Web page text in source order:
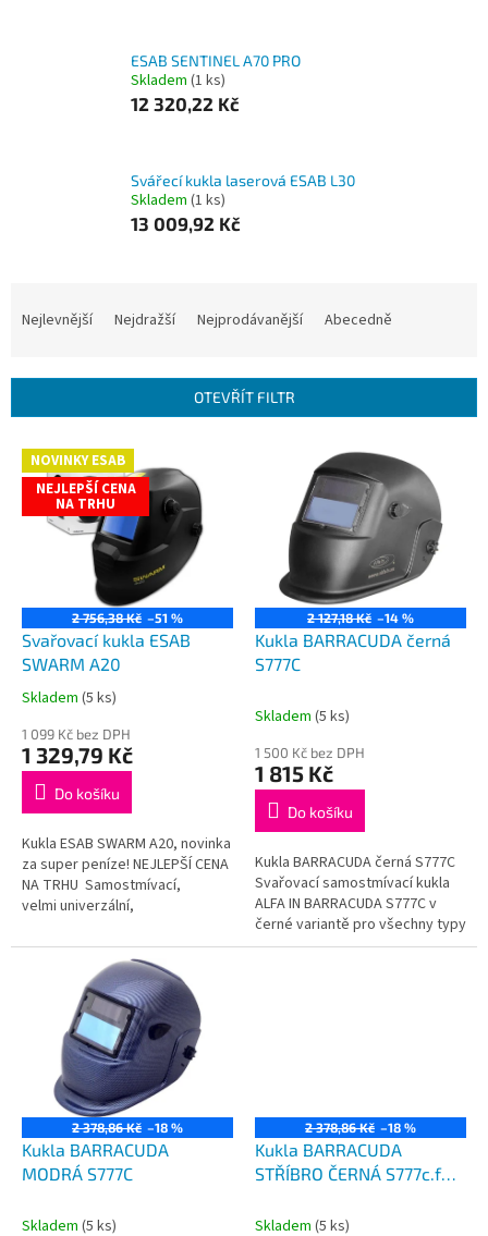
ESAB SENTINEL A70 PRO
Skladem (1 ks)
12 320,22 Kč
Svářecí kukla laserová ESAB L30
Skladem (1 ks)
13 009,92 Kč
í
Nejlevnější Nejdražší Nejprodávanější Abecedně
OTEVŘÍT FILTR
V NOVINKY ESAB
NEJLEPŠÍ CENA
NA TRHU
2 756,38 Kč –51 %
Svařovací kukla ESAB
SWARM A20
Průměrné
produktu
je
5,0
hvězdiček.
Skladem (5 ks)
1 099 Kč bez DPH
1 329,79 Kč
Do košíku
Kukla ESAB SWARM A20, novinka
za super peníze! NEJLEPŠÍ CENA
NA TRHU Samostmívací,
velmi univerzální,
SWARM A20 od...
2 127,18 Kč –14 %
Kukla BARRACUDA černá
S777C
Skladem (5 ks)
1 500 Kč bez DPH
1 815 Kč
Do košíku
Kukla BARRACUDA černá S777C
Svařovací samostmívací kukla
ALFA IN BARRACUDA S777C v
černé variantě pro všechny typy
svařování, broušení i plazmové
2 378,86 Kč –18 %
Kukla BARRACUDA
MODRÁ S777C
Skladem (5 ks)
2 378,86 Kč –18 %
Kukla BARRACUDA
STŘÍBRO ČERNÁ S777c.fX
Skladem (5 ks)